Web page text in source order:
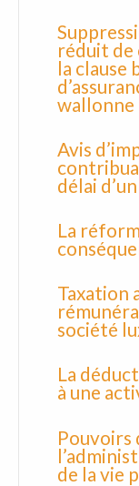
réduit de
la clause
wallonne
Avis
délai
La
Taxation
société
La
à une
Pouvoirs
de la vie